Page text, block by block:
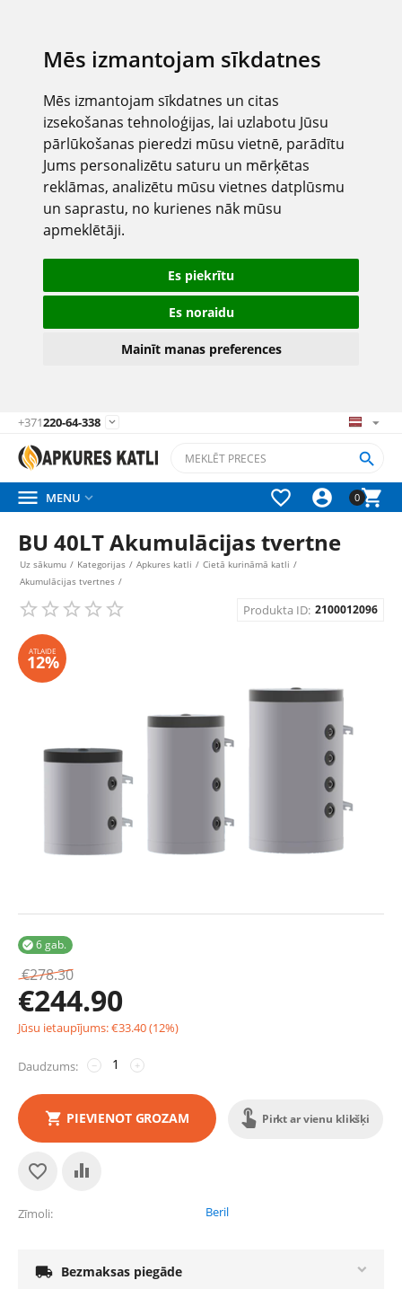
Mēs izmantojam sīkdatnes
Mēs izmantojam sīkdatnes un citas
izsekošanas tehnoloģijas, lai uzlabotu Jūsu
pārlūkošanas pieredzi mūsu vietnē, parādītu
Jums personalizētu saturu un mērķētas
reklāmas, analizētu mūsu vietnes datplūsmu
un saprastu, no kurienes nāk mūsu
apmeklētāji.
Es piekrītu
Es noraidu
Mainīt manas preferences
+371220-64-338 
0



 MENU 
BU 40LT Akumulācijas tvertne
Uz sākumu / Kategorijas / Apkures katli / Cietā kurināmā katli /
Akumulācijas tvertnes /
Produkta ID: 2100012096
ATLAIDE
12%
6 gab.

€278.30
€244.90
Jūsu ietaupījums:€33.40(12%)
Daudzums: +
−
PIEVIENOT GROZAM Pirkt ar vienu klikšķi
Zīmoli Beril
 Bezmaksas piegāde